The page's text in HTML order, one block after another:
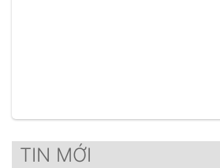
TIN MỚI